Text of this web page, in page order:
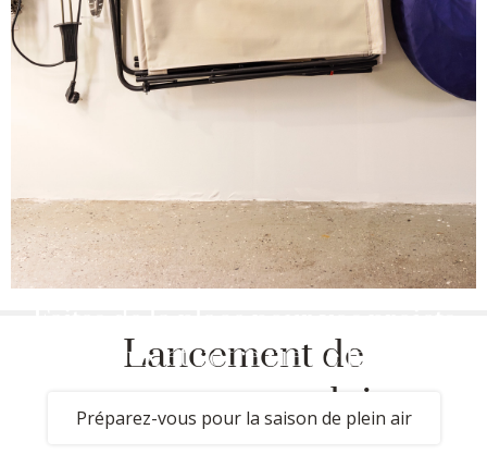
estivaux et votre vie de famille
Préparez-vous pour la saison de plein air
Lancement de
nouveaux produits